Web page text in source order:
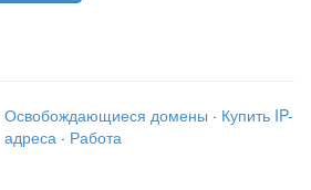
Освобождающиеся домены · Купить IP-
адреса · Работа